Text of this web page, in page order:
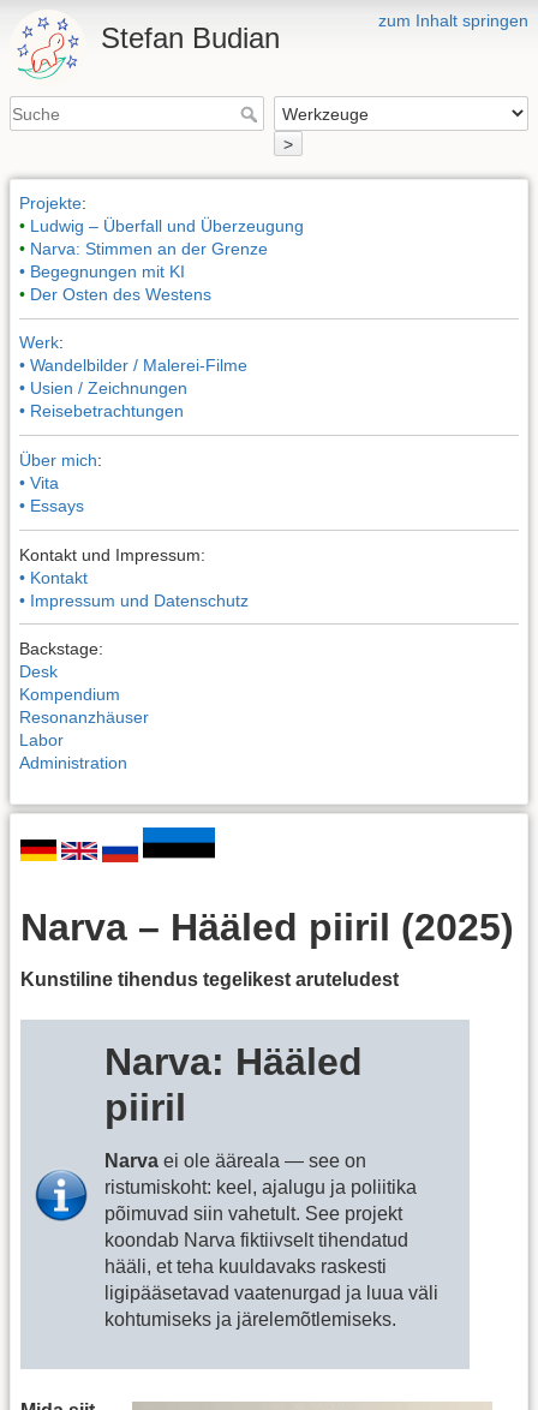
zum Inhalt springen
Stefan Budian
>
Projekte:
• Ludwig – Überfall und Überzeugung
• Narva: Stimmen an der Grenze
• Begegnungen mit KI
• Der Osten des Westens
Werk:
• Wandelbilder / Malerei-Filme
• Usien / Zeichnungen
• Reisebetrachtungen
Über mich:
• Vita
• Essays
Kontakt und Impressum:
• Kontakt
• Impressum und Datenschutz
Backstage:
Desk
Kompendium
Resonanzhäuser
Labor
Administration
Narva – Hääled piiril (2025)
Kunstiline tihendus tegelikest aruteludest
Narva: Hääled
piiril
Narva ei ole ääreala — see on
ristumiskoht: keel, ajalugu ja poliitika
põimuvad siin vahetult. See projekt
koondab Narva fiktiivselt tihendatud
hääli, et teha kuuldavaks raskesti
ligipääsetavad vaatenurgad ja luua väli
kohtumiseks ja järelemõtlemiseks.